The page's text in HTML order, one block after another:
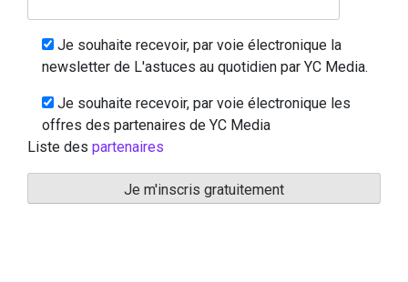
Je souhaite recevoir, par voie électronique la
newsletter de L'astuces au quotidien par YC Media.
Je souhaite recevoir, par voie électronique les
offres des partenaires de YC Media
Liste des partenaires